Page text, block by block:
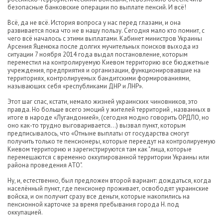
безопасные банковские операции по выплате пенсий. И всё!
Всё, да не всё. История вопроса у нас перед глазами, и она
развивается пока что не в нашу пользу. Сегодня мало кто помнит, с
чего всё началось с этими выплатами. Кабинет министров Украины
Арсения Яценюка после долгих мучительных поисков выхода из
ситуации 7 ноября 2014 года выдал постановление, которым
переместил на контролируемую Киевом территорию все бюджетные
учреждения, предприятия и организации, функционировавшие на
территориях, контролируемых бандитскими формированиями,
называющих себя «республиками ДНР и ЛНР».
Этот шаг спас, кстати, немало жизней украинских чиновников, это
правда. Но больше всего эмоций у жителей территорий , названных в
итоге в народе «Лугандонией», (сегодня модно говорить ОРДЛО, но
оно как-то трудно выговаривается…) вызвал пункт, которым
предписывалось, что «Отныне выплаты от государства смогут
получить только те пенсионеры, которые переедут на контролируемую
Киевом территорию и зарегистрируются там как "лица, которые
перемещаются с временно оккупированной территории Украины или
района проведения АТО".
Ну, и, естественно, был предложен второй вариант: дождаться, когда
населённый пункт, где пенсионер проживает, освободят украинские
войска, и он получит сразу все деньги, которые накопились на
пенсионной карточке за время пребывания города Н. под
оккупацией.